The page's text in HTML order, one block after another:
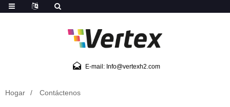
E-mail: Info@vertexh2.com
Hogar Contáctenos